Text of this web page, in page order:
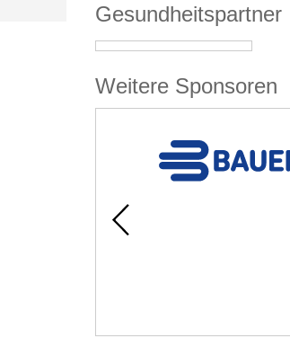
Gesundheitspartner
Weitere Sponsoren